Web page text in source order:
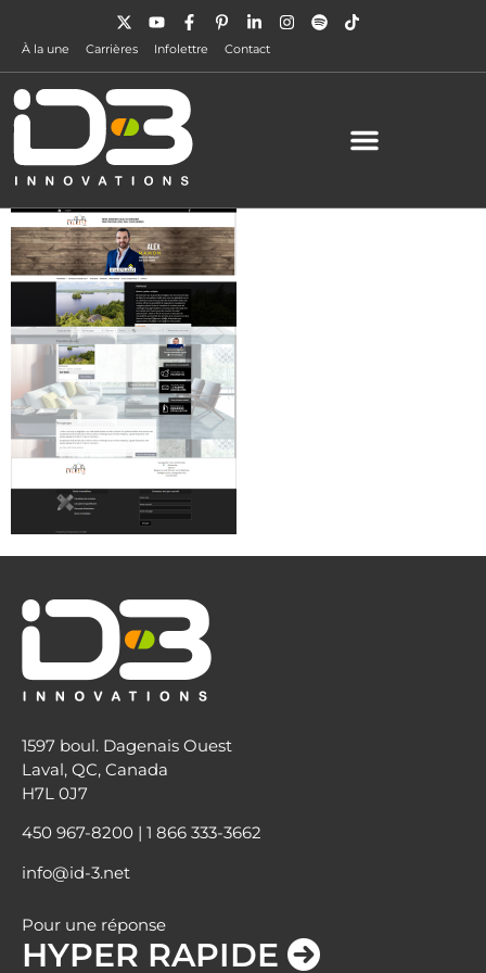
À la une Carrières Infolettre Contact
1597 boul. Dagenais Ouest
Laval, QC, Canada
H7L 0J7
450 967-8200 | 1 866 333-3662
info@id-3.net
Pour une réponse
HYPER RAPIDE